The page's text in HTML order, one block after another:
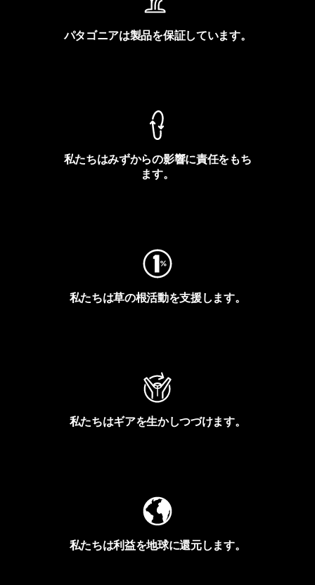
パタゴニアは製品を保証しています。
私たちはみずからの影響に責任をもち
ます。
私たちは草の根活動を支援します。
私たちはギアを生かしつづけます。
私たちは利益を地球に還元します。